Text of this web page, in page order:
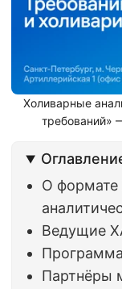
Холиварные
требований»
О формате
Ведущие
Программа
Партнёры